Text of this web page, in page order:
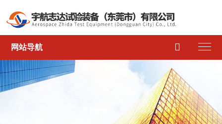
网站导航 